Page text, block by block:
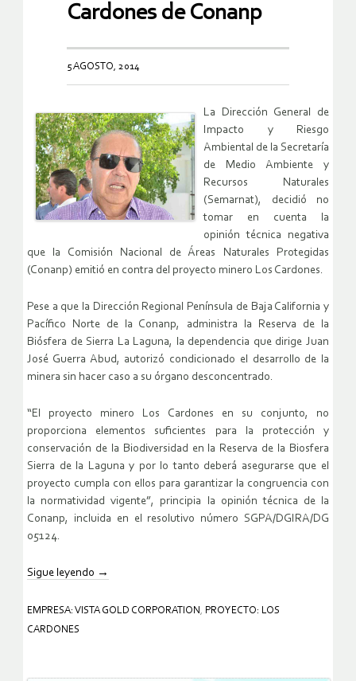
Cardones de Conanp
5 AGOSTO, 2014
La Dirección General de
Impacto y Riesgo
Ambiental de la Secretaría
de Medio Ambiente y
Recursos Naturales
(Semarnat), decidió no
tomar en cuenta la
opinión técnica negativa
que la Comisión Nacional de Áreas Naturales Protegidas
(Conanp) emitió en contra del proyecto minero Los Cardones.
Pese a que la Dirección Regional Península de Baja California y
Pacífico Norte de la Conanp, administra la Reserva de la
Biósfera de Sierra La Laguna, la dependencia que dirige Juan
José Guerra Abud, autorizó condicionado el desarrollo de la
minera sin hacer caso a su órgano desconcentrado.
“El proyecto minero Los Cardones en su conjunto, no
proporciona elementos suficientes para la protección y
conservación de la Biodiversidad en la Reserva de la Biosfera
Sierra de la Laguna y por lo tanto deberá asegurarse que el
proyecto cumpla con ellos para garantizar la congruencia con
la normatividad vigente”, principia la opinión técnica de la
Conanp, incluida en el resolutivo número SGPA/DGIRA/DG
05124.
Sigue leyendo →
EMPRESA: VISTA GOLD CORPORATION , PROYECTO: LOS
CARDONES